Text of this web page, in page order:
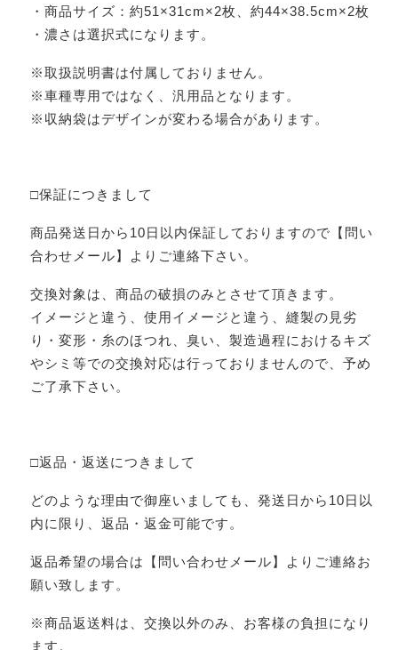
・商品サイズ：約51×31cm×2枚、約44×38.5cm×2枚
・濃さは選択式になります。
※取扱説明書は付属しておりません。
※車種専用ではなく、汎用品となります。
※収納袋はデザインが変わる場合があります。
□保証につきまして
商品発送日から10日以内保証しておりますので【問い
合わせメール】よりご連絡下さい。
交換対象は、商品の破損のみとさせて頂きます。
イメージと違う、使用イメージと違う、縫製の見劣
り・変形・糸のほつれ、臭い、製造過程におけるキズ
やシミ等での交換対応は行っておりませんので、予め
ご了承下さい。
□返品・返送につきまして
どのような理由で御座いましても、発送日から10日以
内に限り、返品・返金可能です。
返品希望の場合は【問い合わせメール】よりご連絡お
願い致します。
※商品返送料は、交換以外のみ、お客様の負担になり
ます。